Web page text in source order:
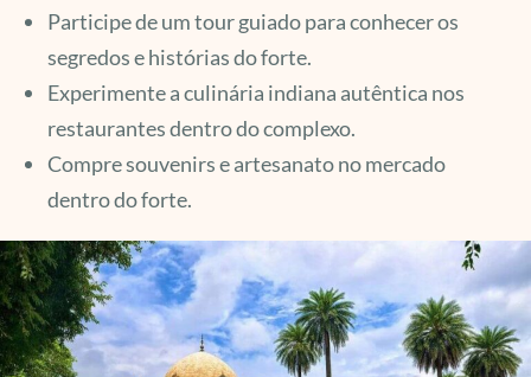
Participe de um tour guiado para conhecer os
segredos e histórias do forte.
Experimente a culinária indiana autêntica nos
restaurantes dentro do complexo.
Compre souvenirs e artesanato no mercado
dentro do forte.